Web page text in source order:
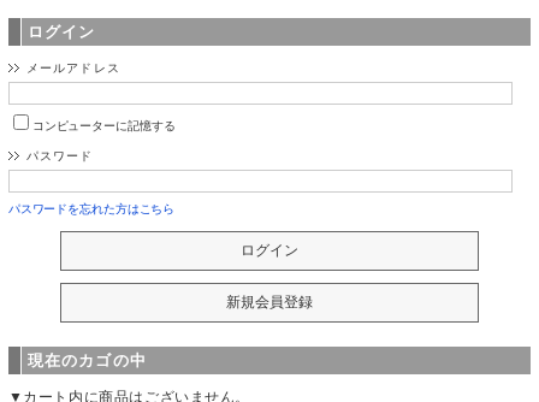
ログイン
メールアドレス
コンピューターに記憶する
パスワード
パスワードを忘れた方はこちら
現在のカゴの中
▼カート内に商品はございません。